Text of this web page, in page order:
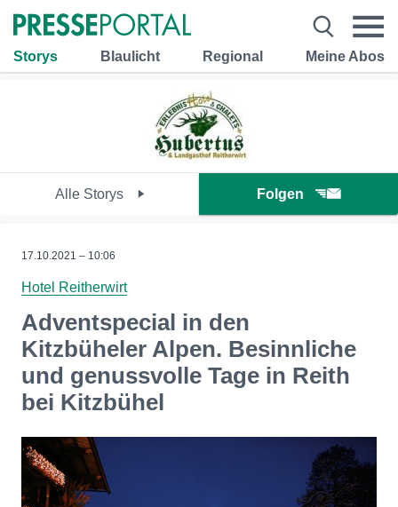
Storys Blaulicht Regional Meine Abos
Alle Storys Folgen
17.10.2021 – 10:06
Hotel Reitherwirt
Adventspecial in den
Kitzbüheler Alpen. Besinnliche
und genussvolle Tage in Reith
bei Kitzbühel